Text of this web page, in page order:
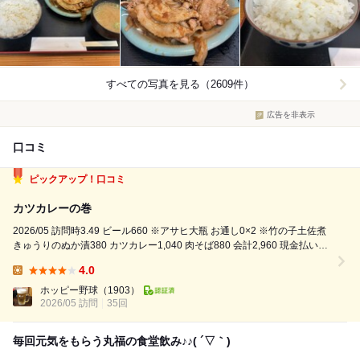
すべての写真を見る（2609件）
広告を非表示
口コミ
ピックアップ！口コミ
カツカレーの巻
2026/05 訪問時3.49 ビール660 ※アサヒ大瓶 お通し0×2 ※竹の子土佐煮
きゅうりのぬか漬380 カツカレー1,040 肉そば880 会計2,960 現金払い
(´Д` ) 買い出しの後は...
4.0
ホッピー野球 （1903）
2026/05 訪問
35回
毎回元気をもらう丸福の食堂飲み♪♪( ´▽｀)